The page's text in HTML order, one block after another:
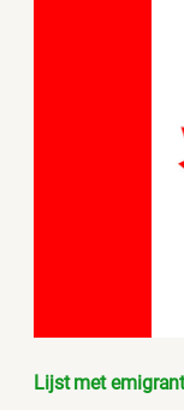
Lijst met